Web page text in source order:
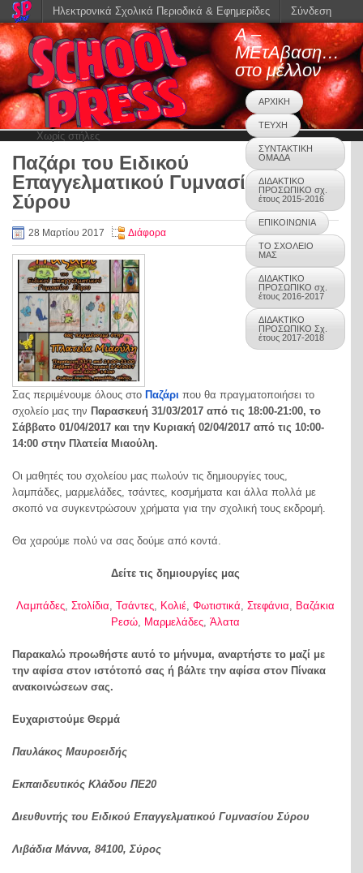
Α –
ΜΕτΑβαση…
στο μέλλον
ΑΡΧΙΚΗ
ΤΕΥΧΗ
ΣΥΝΤΑΚΤΙΚΗ
ΟΜΑΔΑ
ΔΙΔΑΚΤΙΚΟ
ΠΡΟΣΩΠΙΚΟ σχ.
έτους 2015-2016
ΕΠΙΚΟΙΝΩΝΙΑ
ΤΟ ΣΧΟΛΕΙΟ
ΜΑΣ
ΔΙΔΑΚΤΙΚΟ
ΠΡΟΣΩΠΙΚΟ σχ.
έτους 2016-2017
ΔΙΔΑΚΤΙΚΟ
ΠΡΟΣΩΠΙΚΟ Σχ.
έτους 2017-2018
Χωρίς στήλες
Παζάρι του Ειδικού
Επαγγελματικού Γυμνασίου
Σύρου
28 Μαρτίου 2017 Διάφορα
Σας περιμένουμε όλους στο Παζάρι που θα πραγματοποιήσει το
σχολείο μας την Παρασκευή 31/03/2017 από τις 18:00-21:00, το
Σάββατο 01/04/2017 και την Κυριακή 02/04/2017 από τις 10:00-
14:00 στην Πλατεία Μιαούλη.
Οι μαθητές του σχολείου μας πωλούν τις δημιουργίες τους,
λαμπάδες, μαρμελάδες, τσάντες, κοσμήματα και άλλα πολλά με
σκοπό να συγκεντρώσουν χρήματα για την σχολική τους εκδρομή.
Θα χαρούμε πολύ να σας δούμε από κοντά.
Δείτε τις δημιουργίες μας
Λαμπάδες,Στολίδια,Τσάντες, Κολιέ,Φωτιστικά,Στεφάνια, Βαζάκια
Ρεσώ, Μαρμελάδες,Άλατα
Παρακαλώ προωθήστε αυτό το μήνυμα, αναρτήστε το μαζί με
την αφίσα στον ιστότοπό σας ή βάλτε την αφίσα στον Πίνακα
ανακοινώσεων σας.
Ευχαριστούμε Θερμά
Παυλάκος Μαυροειδής
Εκπαιδευτικός Κλάδου ΠΕ20
Διευθυντής του Ειδικού Επαγγελματικού Γυμνασίου Σύρου
Λιβάδια Μάννα, 84100, Σύρος
Ηλεκτρονικά Σχολικά Περιοδικά & Εφημερίδες Σύνδεση